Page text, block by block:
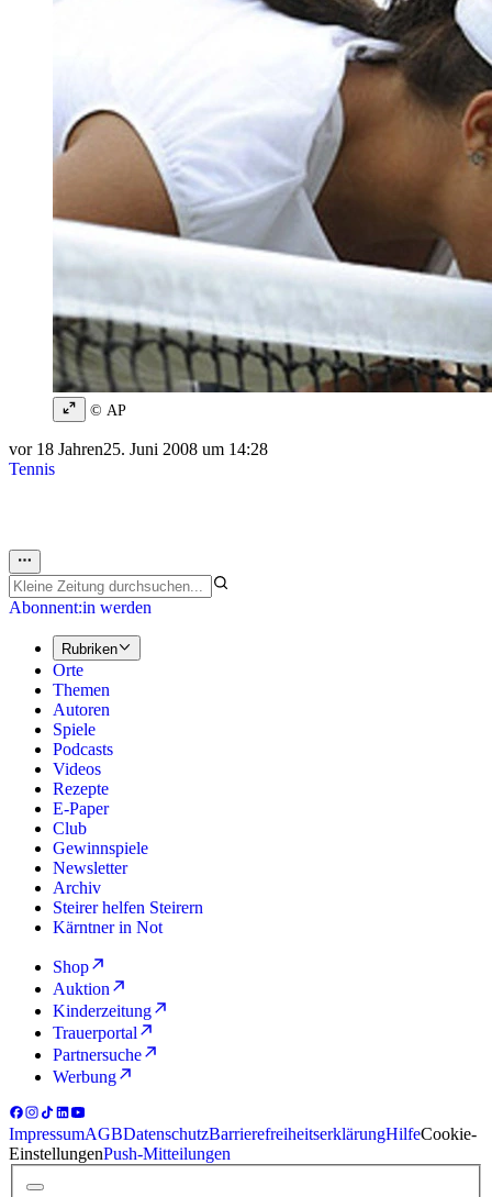
© AP
vor 18 Jahren25. Juni 2008 um 14:28
Tennis
Abonnent:in werden
Rubriken
Orte
Themen
Autoren
Spiele
Podcasts
Videos
Rezepte
E-Paper
Club
Gewinnspiele
Newsletter
Archiv
Steirer helfen Steirern
Kärntner in Not
Shop
Auktion
Kinderzeitung
Trauerportal
Partnersuche
Werbung
ImpressumAGBDatenschutzBarrierefreiheitserklärungHilfeCookie-
EinstellungenPush-Mitteilungen